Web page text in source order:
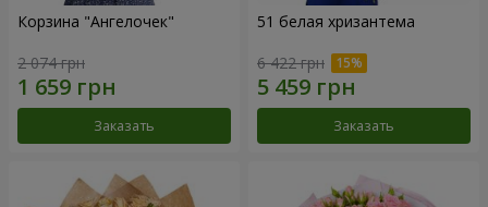
Корзина "Ангелочек"
2 074 грн
Заказать
51 белая хризантема
6 422 грн
Заказать